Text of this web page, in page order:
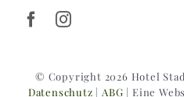
© Copyright 2026 Hotel
Datenschutz |ABG | Eine